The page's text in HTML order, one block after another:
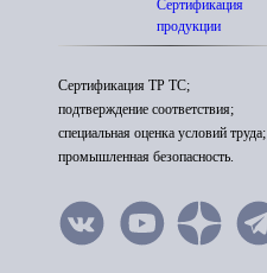
Сертификация
продукции
Сертификация ТР ТС;
подтверждение соответствия;
специальная оценка условий труда;
промышленная безопасность.